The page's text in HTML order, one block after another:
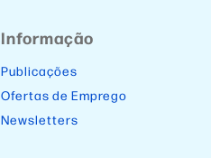
Informação
Publicações
Ofertas de Emprego
Newsletters